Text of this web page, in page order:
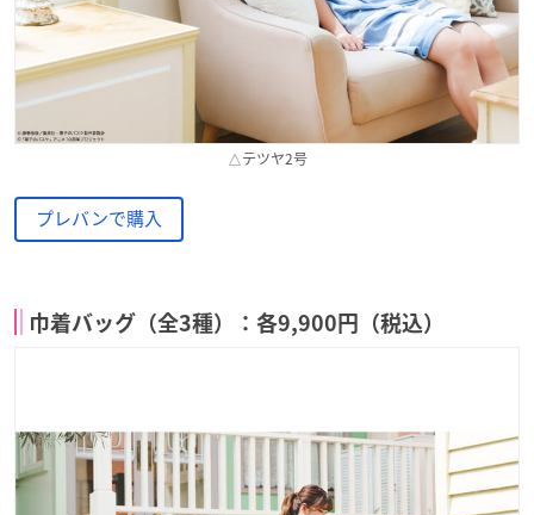
△テツヤ2号
プレバンで購入
巾着バッグ（全3種）：各9,900円（税込）